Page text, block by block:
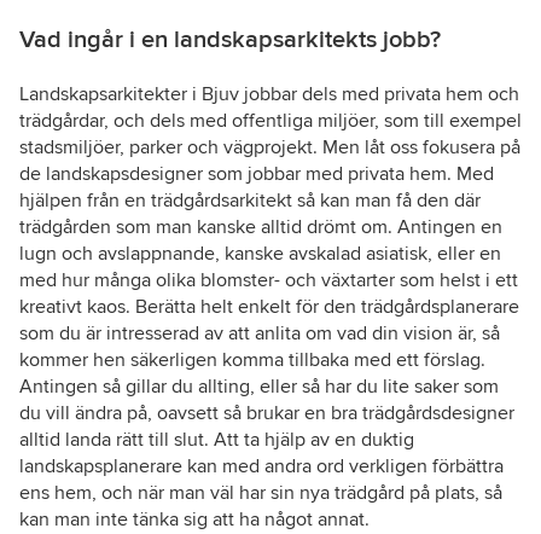
Vad ingår i en landskapsarkitekts jobb?
Landskapsarkitekter i Bjuv jobbar dels med privata hem och
trädgårdar, och dels med offentliga miljöer, som till exempel
stadsmiljöer, parker och vägprojekt. Men låt oss fokusera på
de landskapsdesigner som jobbar med privata hem. Med
hjälpen från en trädgårdsarkitekt så kan man få den där
trädgården som man kanske alltid drömt om. Antingen en
lugn och avslappnande, kanske avskalad asiatisk, eller en
med hur många olika blomster- och växtarter som helst i ett
kreativt kaos. Berätta helt enkelt för den trädgårdsplanerare
som du är intresserad av att anlita om vad din vision är, så
kommer hen säkerligen komma tillbaka med ett förslag.
Antingen så gillar du allting, eller så har du lite saker som
du vill ändra på, oavsett så brukar en bra trädgårdsdesigner
alltid landa rätt till slut. Att ta hjälp av en duktig
landskapsplanerare kan med andra ord verkligen förbättra
ens hem, och när man väl har sin nya trädgård på plats, så
kan man inte tänka sig att ha något annat.